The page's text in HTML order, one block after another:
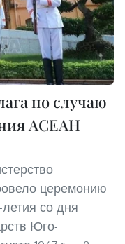
по случаю
АСЕАН
церемонию
со дня
Юго-